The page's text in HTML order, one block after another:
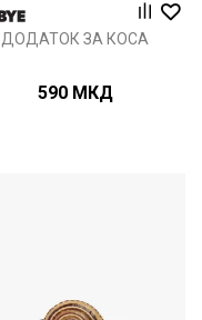
ДОДАТОК ЗА КОСА
590 МКД